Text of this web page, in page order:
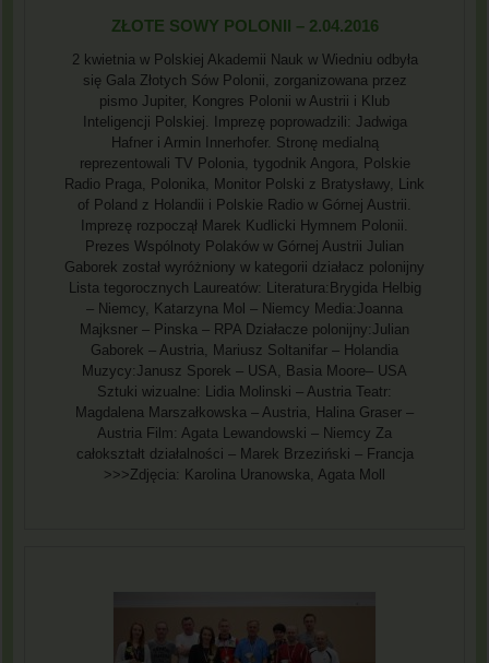
ZŁOTE SOWY POLONII – 2.04.2016
2 kwietnia w Polskiej Akademii Nauk w Wiedniu odbyła
się Gala Złotych Sów Polonii, zorganizowana przez
pismo Jupiter, Kongres Polonii w Austrii i Klub
Inteligencji Polskiej. Imprezę poprowadzili: Jadwiga
Hafner i Armin Innerhofer. Stronę medialną
reprezentowali TV Polonia, tygodnik Angora, Polskie
Radio Praga, Polonika, Monitor Polski z Bratysławy, Link
of Poland z Holandii i Polskie Radio w Górnej Austrii.
Imprezę rozpoczął Marek Kudlicki Hymnem Polonii.
Prezes Wspólnoty Polaków w Górnej Austrii Julian
Gaborek został wyróżniony w kategorii działacz polonijny
Lista tegorocznych Laureatów: Literatura:Brygida Helbig
– Niemcy, Katarzyna Mol – Niemcy Media:Joanna
Majksner – Pinska – RPA Działacze polonijny:Julian
Gaborek – Austria, Mariusz Soltanifar – Holandia
Muzycy:Janusz Sporek – USA, Basia Moore– USA
Sztuki wizualne: Lidia Molinski – Austria Teatr:
Magdalena Marszałkowska – Austria, Halina Graser –
Austria Film: Agata Lewandowski – Niemcy Za
całokształt działalności – Marek Brzeziński – Francja
>>>Zdjęcia: Karolina Uranowska, Agata Moll